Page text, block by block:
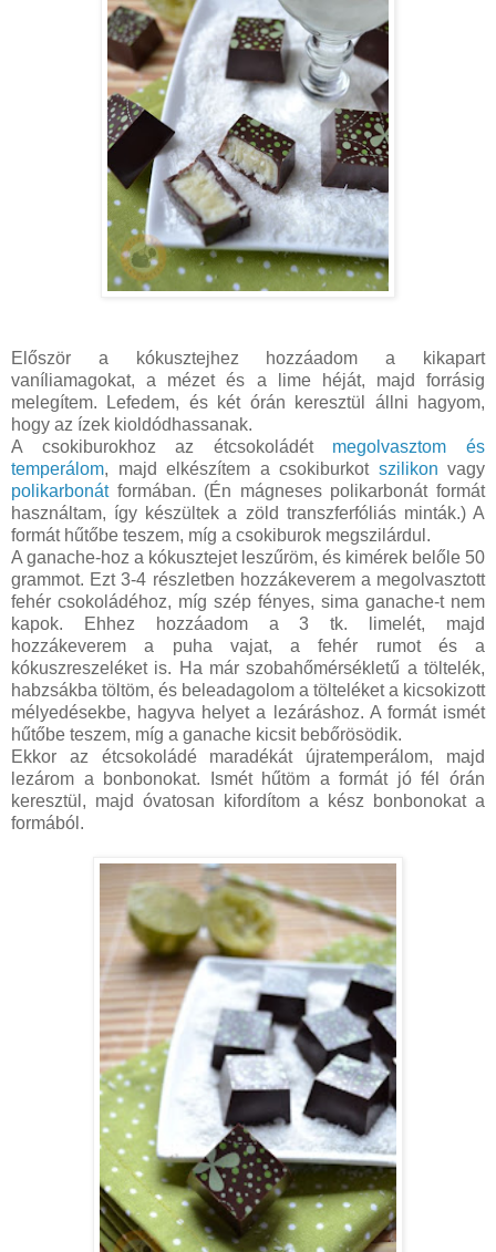
Először a kókusztejhez hozzáadom a kikapart
vaníliamagokat, a mézet és a lime héját, majd forrásig
melegítem. Lefedem, és két órán keresztül állni hagyom,
hogy az ízek kioldódhassanak.
A csokiburokhoz az étcsokoládét megolvasztom és
temperálom, majd elkészítem a csokiburkot szilikon vagy
polikarbonátformában. (Én mágneses polikarbonát formát
használtam, így készültek a zöld transzferfóliás minták.) A
formát hűtőbe teszem, míg a csokiburok megszilárdul.
A ganache-hoz a kókusztejet leszűröm, és kimérek belőle 50
grammot. Ezt 3-4 részletben hozzákeverem a megolvasztott
fehér csokoládéhoz, míg szép fényes, sima ganache-t nem
kapok. Ehhez hozzáadom a 3 tk. limelét, majd
hozzákeverem a puha vajat, a fehér rumot és a
kókuszreszeléket is. Ha már szobahőmérsékletű a töltelék,
habzsákba töltöm, és beleadagolom a tölteléket a kicsokizott
mélyedésekbe, hagyva helyet a lezáráshoz. A formát ismét
hűtőbe teszem, míg a ganache kicsit bebőrösödik.
Ekkor az étcsokoládé maradékát újratemperálom, majd
lezárom a bonbonokat. Ismét hűtöm a formát jó fél órán
keresztül, majd óvatosan kifordítom a kész bonbonokat a
formából.